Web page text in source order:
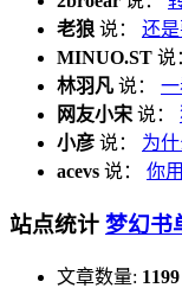
老狼 说： 还
MINUO.ST 说
林羽凡 说：
网友小宋 说：
小彦 说： 为
acevs 说： 你
站点统计 梦幻书
文章数量: 1199